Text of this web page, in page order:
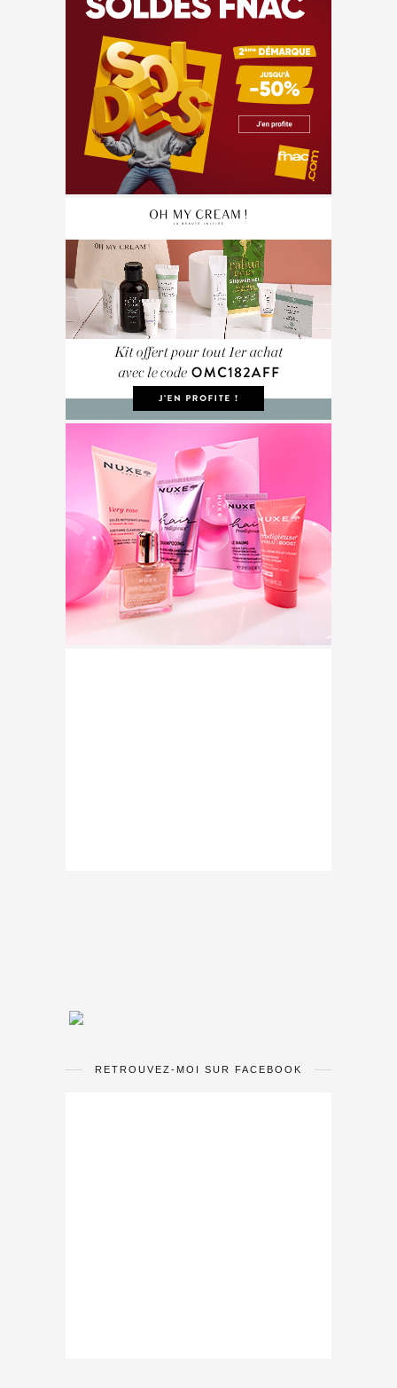
RETROUVEZ-MOI SUR FACEBOOK